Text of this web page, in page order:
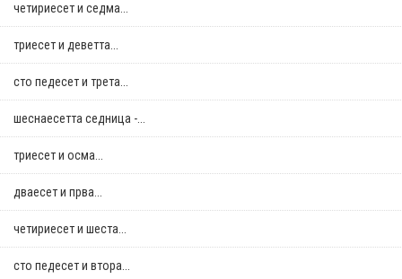
четириесет и седма...
триесет и деветта...
сто педесет и трета...
шеснаесетта седница -...
триесет и осма...
дваесет и прва...
четириесет и шеста...
сто педесет и втора...